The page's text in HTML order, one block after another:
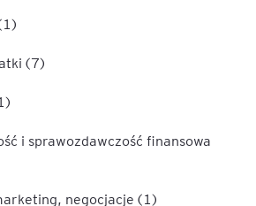
(7)
i sprawozdawczość finansowa
negocjacje (1)